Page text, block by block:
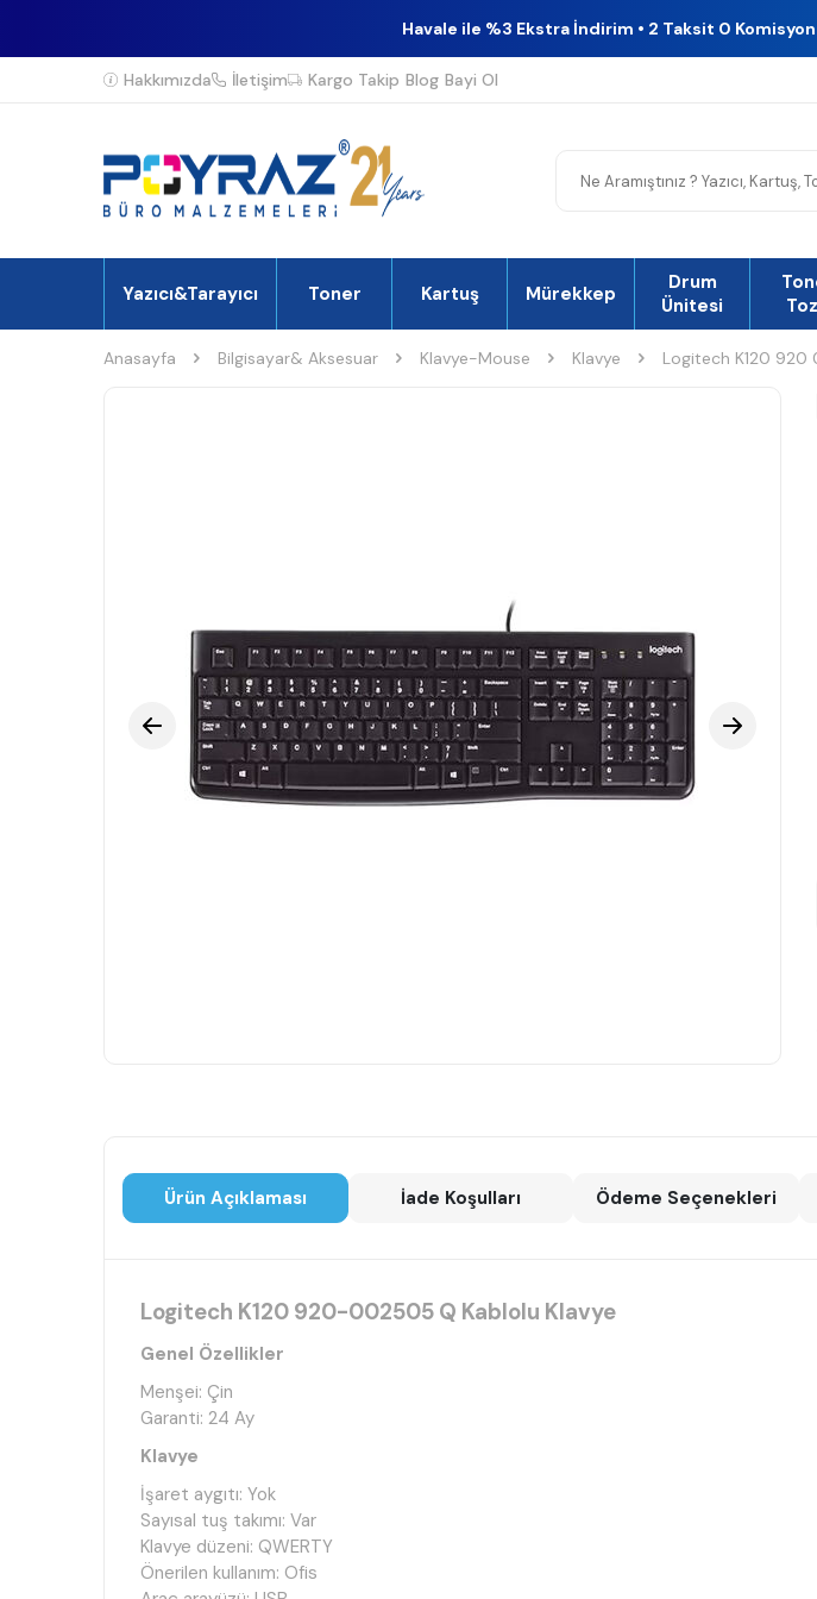
Havale ile %3 Ekstra İndirim • 2 Taksit 0
Hakkımızda İletişim Kargo Takip Blog Bayi Ol
Yazıcı&Tarayıcı Toner Kartuş Mürekkep
Drum
Ünitesi
Anasayfa Bilgisayar& Aksesuar Klavye-Mouse Klavye Logitech K120 920
Ürün Açıklaması İade Koşulları Ödeme Seçenekleri
Logitech K120 920-002505 Q Kablolu Klavye
Genel Özellikler
Menşei: Çin
Garanti: 24 Ay
Klavye
İşaret aygıtı: Yok
Sayısal tuş takımı: Var
Klavye düzeni: QWERTY
Önerilen kullanım: Ofis